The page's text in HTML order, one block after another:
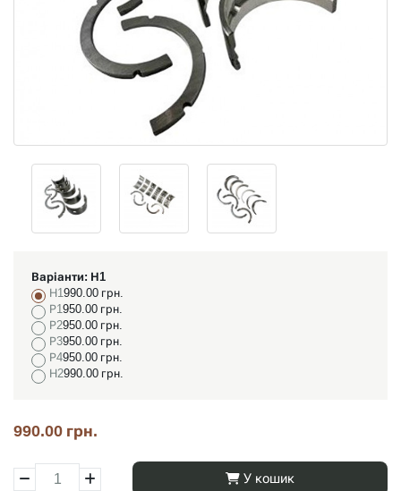
Варіанти: Н1
Н1990.00 грн.
Р1950.00 грн.
Р2950.00 грн.
Р3950.00 грн.
Р4950.00 грн.
Н2990.00 грн.
990.00 грн.
У кошик